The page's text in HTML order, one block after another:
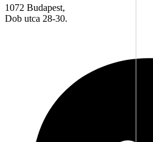
1072 Budapest,
Dob utca 28-30.